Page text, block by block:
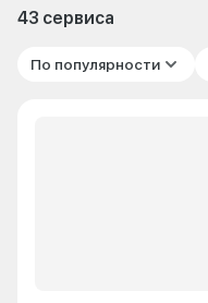
43 сервиса
По популярности